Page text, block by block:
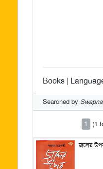
Books |
Searched by
1 (1
জলের